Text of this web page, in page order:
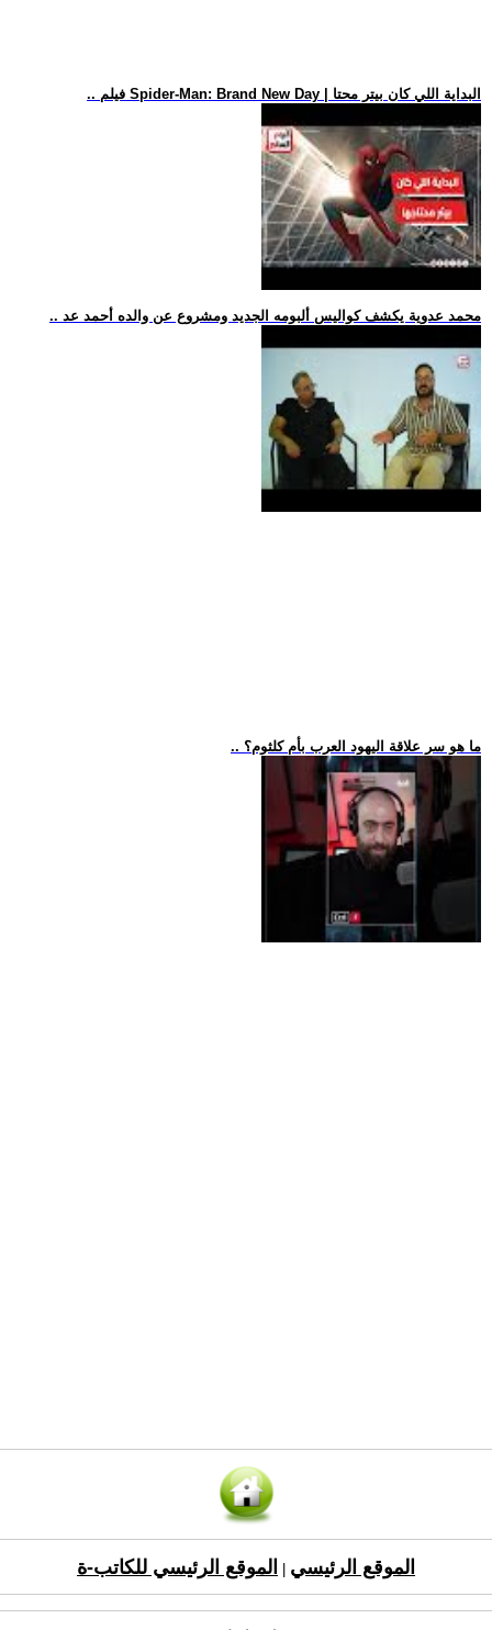
.. فيلم Spider-Man: Brand New Day | البداية اللي كان بيتر محتا
.. محمد عدوية يكشف كواليس ألبومه الجديد ومشروع عن والده أحمد عد
.. ما هو سر علاقة اليهود العرب بأم كلثوم؟
الموقع الرئيسي الموقع الرئيسي للكاتب-ة